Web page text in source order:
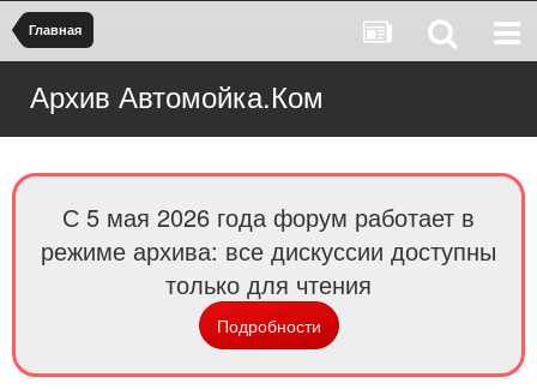
Главная
Архив Автомойка.Ком
С 5 мая 2026 года форум работает в
режиме архива: все дискуссии доступны
только для чтения
Подробности